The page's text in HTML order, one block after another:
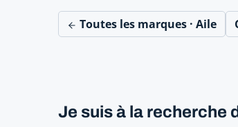
Toutes les marques · Aile
Je suis à la recherche